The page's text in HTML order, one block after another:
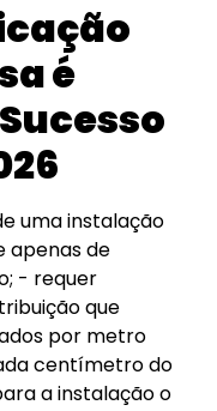
é
uma instalação
apenas de
- requer
que
por metro
centímetro do
a instalação o